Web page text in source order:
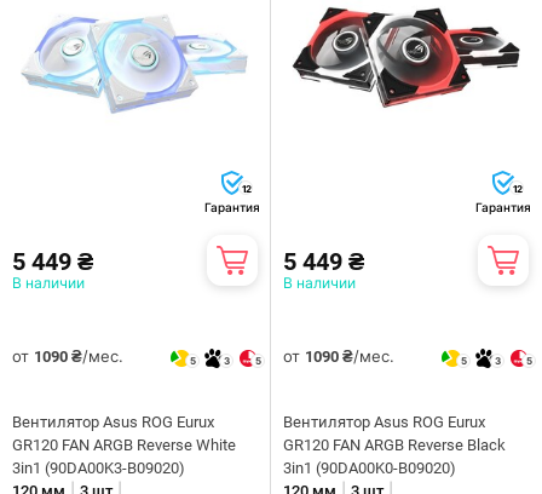
12
Гарантия
5 449 ₴
В наличии
от 1090 ₴/мес. 5 3 5
Вентилятор Asus ROG Eurux
GR120 FAN ARGB Reverse White
3in1 (90DA00K3-B09020)
12
Гарантия
5 449 ₴
В наличии
от 1090 ₴/мес. 5 3 5
Вентилятор Asus ROG Eurux
GR120 FAN ARGB Reverse Black
3in1 (90DA00K0-B09020)